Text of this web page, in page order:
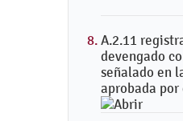
A.2.11
devengado
señalado en
aprobada por